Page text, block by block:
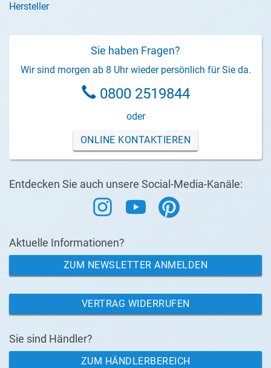
Hersteller
Sie haben Fragen?
Wir sind morgen ab 8 Uhr wieder persönlich für Sie da.
0800 2519844
oder
ONLINE KONTAKTIEREN
Entdecken Sie auch unsere Social-Media-Kanäle:
Aktuelle Informationen?
ZUM NEWSLETTER ANMELDEN
VERTRAG WIDERRUFEN
Sie sind Händler?
ZUM HÄNDLERBEREICH